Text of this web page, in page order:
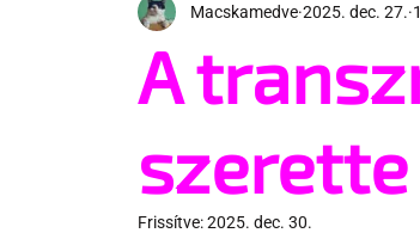
A
szerette
Macskamedve 2025. dec. 27.
Frissítve:2025. dec. 30.